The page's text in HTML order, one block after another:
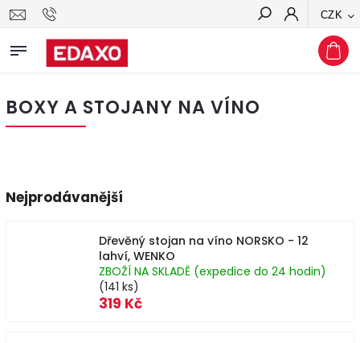
CZK
Hledat
BOXY A STOJANY NA VÍNO
Nejprodávanější
Dřevěný stojan na víno NORSKO - 12
lahví, WENKO
ZBOŽÍ NA SKLADĚ (expedice do 24 hodin)
(141 ks)
319 Kč